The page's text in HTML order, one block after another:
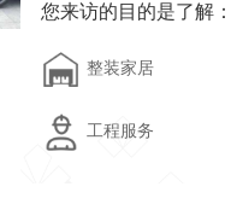
您来访的目的是了解：
整装家居
工程服务